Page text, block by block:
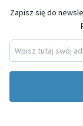
Zapisz się do